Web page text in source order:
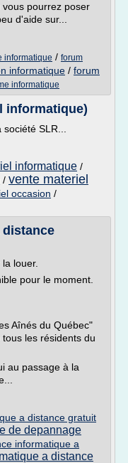
pourrez poser
d'aide sur...
informatique / forum
informatique / forum
informatique
informatique)
SLR...
informatique /
/ vente materiel
occasion /
distance
louer.
pour le moment.
Aînés du Québec"
les résidents du
au passage à la
a distance gratuit
de depannage
informatique a
a distance